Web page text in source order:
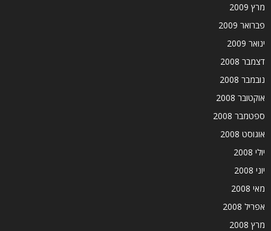
מרץ 2009
פברואר 2009
ינואר 2009
דצמבר 2008
נובמבר 2008
אוקטובר 2008
ספטמבר 2008
אוגוסט 2008
יולי 2008
יוני 2008
מאי 2008
אפריל 2008
מרץ 2008